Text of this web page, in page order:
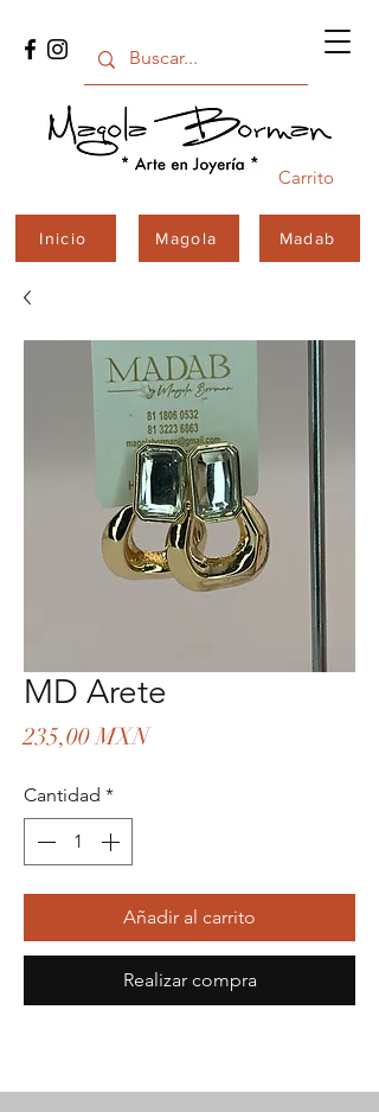
Carrito
Inicio Magola Madab
MD Arete
235,00 MXNPrecio
Cantidad *
Añadir al carrito
Realizar compra